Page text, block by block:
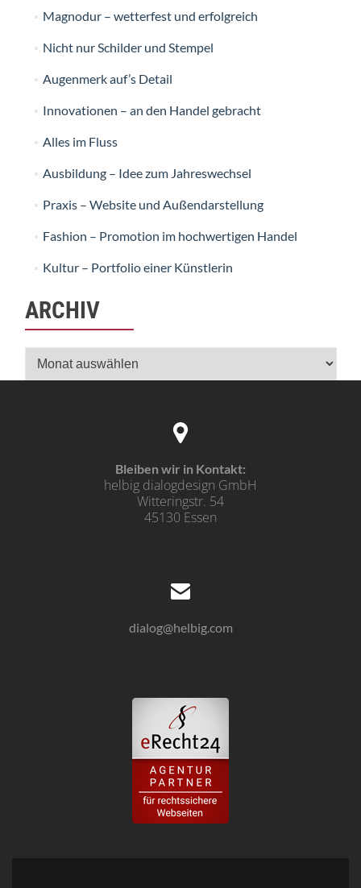
Magnodur – wetterfest und erfolgreich
Nicht nur Schilder und Stempel
Augenmerk auf’s Detail
Innovationen – an den Handel gebracht
Alles im Fluss
Ausbildung – Idee zum Jahreswechsel
Praxis – Website und Außendarstellung
Fashion – Promotion im hochwertigen Handel
Kultur – Portfolio einer Künstlerin
ARCHIV
Archiv
Bleiben wir in Kontakt:
helbig dialogdesign GmbH
Witteringstr. 54
45130 Essen
dialog@helbig.com